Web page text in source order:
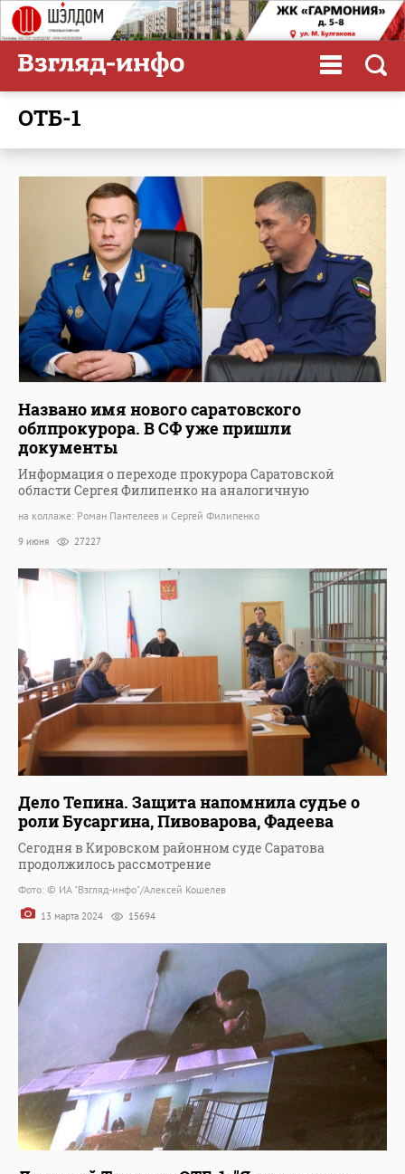
ОТБ-1
Названо имя нового саратовского
облпрокурора. В СФ уже пришли
документы
Информация о переходе прокурора Саратовской
области Сергея Филипенко на аналогичную
на коллаже: Роман Пантелеев и Сергей Филипенко
9 июня 27227
Дело Тепина. Защита напомнила судье о
роли Бусаргина, Пивоварова, Фадеева
Сегодня в Кировском районном суде Cаратова
продолжилось рассмотрение
Фото: © ИА "Взгляд-инфо"/Алексей Кошелев
13 марта 2024 15694